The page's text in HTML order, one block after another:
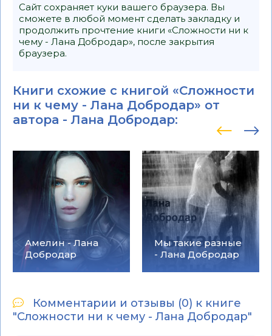
Сайт сохраняет куки вашего браузера. Вы
сможете в любой момент сделать закладку и
продолжить прочтение книги «Сложности ни к
чему - Лана Добродар», после закрытия
браузера.
Книги схожие с книгой «Сложности
ни к чему - Лана Добродар» от
автора - Лана Добродар:
Амелин - Лана
Добродар
Мы такие разные
- Лана Добродар
Комментарии и отзывы (0) к книге
"Сложности ни к чему - Лана Добродар"